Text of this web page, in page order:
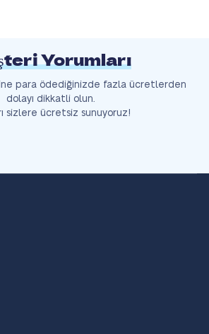
Yorumları
para ödediğinizde fazla ücretlerden
dolayı dikkatli olun.
sizlere ücretsiz sunuyoruz!